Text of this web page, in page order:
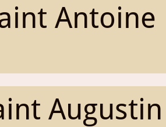
Antoine
Augustin